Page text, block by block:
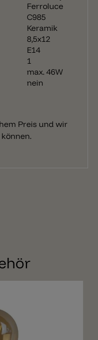
Ferroluce
C985
Keramik
8,5x12
E14
1
max. 46W
nein
Preis und wir